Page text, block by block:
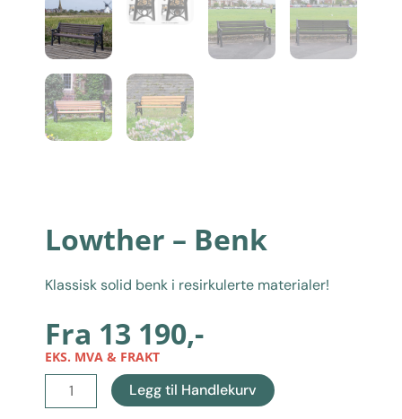
Lowther – Benk
Klassisk solid benk i resirkulerte materialer!
Fra 13 190,-
EKS. MVA & FRAKT
Lowther
-
Legg til Handlekurv